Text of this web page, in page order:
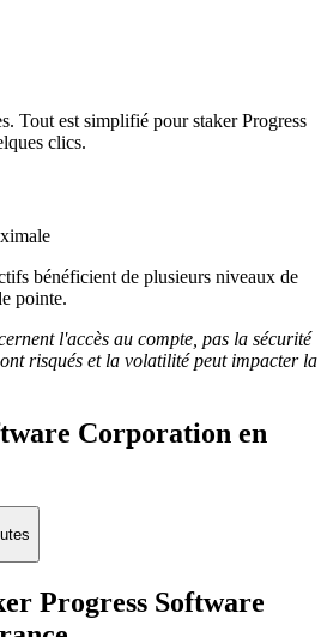
Tout est simplifié pour staker Progress
clics.
bénéficient de plusieurs niveaux de
pointe.
l'accès au compte, pas la sécurité
risqués et la volatilité peut impacter la
Corporation en
Progress Software